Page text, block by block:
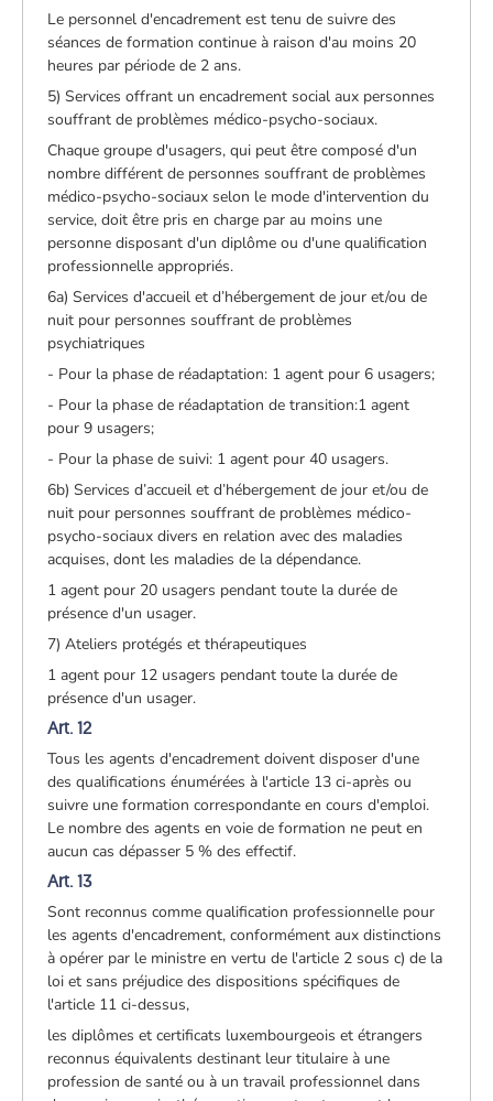
Le personnel d'encadrement est tenu de suivre des
séances de formation continue à raison d'au moins 20
heures par période de 2 ans.
5) Services offrant un encadrement social aux personnes
souffrant de problèmes médico-psycho-sociaux.
Chaque groupe d'usagers, qui peut être composé d'un
nombre différent de personnes souffrant de problèmes
médico-psycho-sociaux selon le mode d'intervention du
service, doit être pris en charge par au moins une
personne disposant d'un diplôme ou d'une qualification
professionnelle appropriés.
6a) Services d'accueil et d’hébergement de jour et/ou de
nuit pour personnes souffrant de problèmes
psychiatriques
- Pour la phase de réadaptation: 1 agent pour 6 usagers;
- Pour la phase de réadaptation de transition:1 agent
pour 9 usagers;
- Pour la phase de suivi: 1 agent pour 40 usagers.
6b) Services d’accueil et d’hébergement de jour et/ou de
nuit pour personnes souffrant de problèmes médico-
psycho-sociaux divers en relation avec des maladies
acquises, dont les maladies de la dépendance.
1 agent pour 20 usagers pendant toute la durée de
présence d'un usager.
7) Ateliers protégés et thérapeutiques
1 agent pour 12 usagers pendant toute la durée de
présence d'un usager.
Art. 12
Tous les agents d'encadrement doivent disposer d'une
des qualifications énumérées à l'article 13 ci-après ou
suivre une formation correspondante en cours d'emploi.
Le nombre des agents en voie de formation ne peut en
aucun cas dépasser 5 % des effectif.
Art. 13
Sont reconnus comme qualification professionnelle pour
les agents d'encadrement, conformément aux distinctions
à opérer par le ministre en vertu de l'article 2 sous c) de la
loi et sans préjudice des dispositions spécifiques de
l'article 11 ci-dessus,
les diplômes et certificats luxembourgeois et étrangers
reconnus équivalents destinant leur titulaire à une
profession de santé ou à un travail professionnel dans